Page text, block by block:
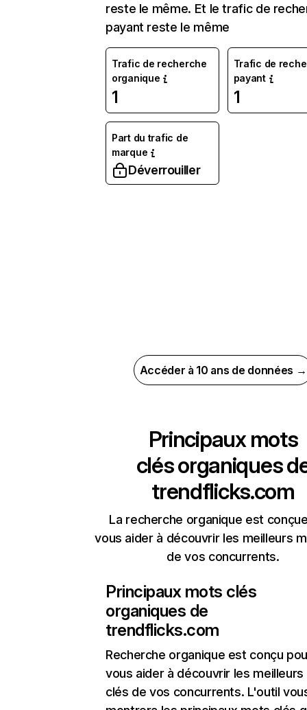
reste le même. Et le trafic de
payant reste le même
Trafic de recherche
organique
1
Trafic de
payant
1
Part du trafic de
marque
Déverrouiller
Accéder à 10 ans de données →
Principaux mots
clés organiques
trendflicks.com
La recherche organique est
vous aider à découvrir les meilleurs
de vos concurrents.
Principaux mots clés
organiques de
trendflicks.com
Recherche organique est conçu
vous aider à découvrir les
clés de vos concurrents. L'outil